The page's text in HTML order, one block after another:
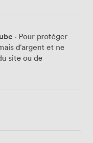
· Pour protéger
d'argent et ne
site ou de